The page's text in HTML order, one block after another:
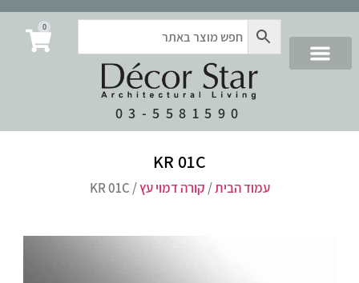
03-5581590
0
KR 01C
עמוד הבית/ קורה דמוי עץ/ KR 01C